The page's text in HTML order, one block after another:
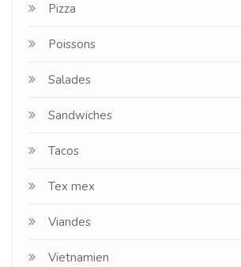
Pizza
Poissons
Salades
Sandwiches
Tacos
Tex mex
Viandes
Vietnamien